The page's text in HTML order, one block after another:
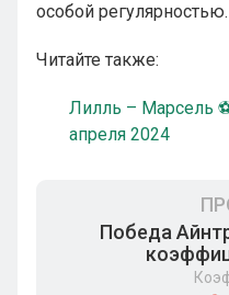
особой регулярностью.
Читайте также:
Лилль – Марсель
апреля 2024
Победа